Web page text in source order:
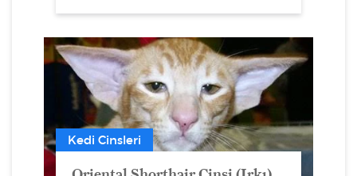
Kedi Cinsleri